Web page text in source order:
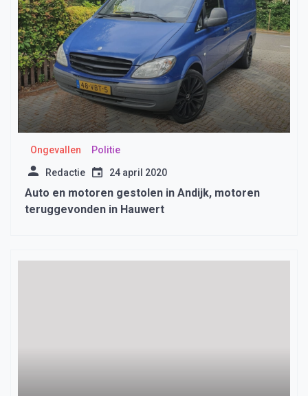
Ongevallen Politie
Redactie 24 april 2020
Auto en motoren gestolen in Andijk, motoren
teruggevonden in Hauwert